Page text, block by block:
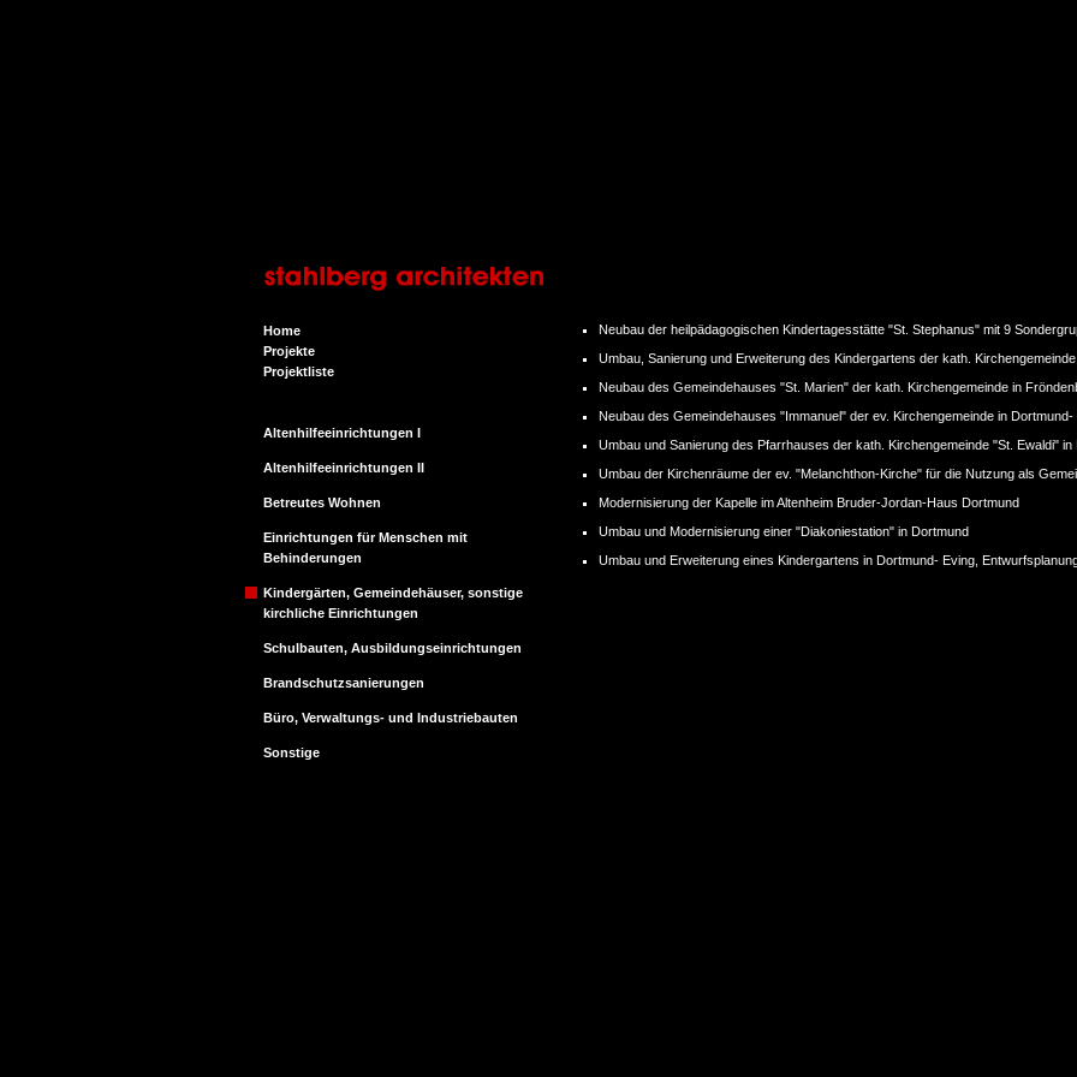
Home
Projekte
Projektliste
Altenhilfeeinrichtungen I
Altenhilfeeinrichtungen II
Betreutes Wohnen
Einrichtungen für Menschen mit
Behinderungen
Kindergärten, Gemeindehäuser, sonstige
kirchliche Einrichtungen
Schulbauten, Ausbildungseinrichtungen
Brandschutzsanierungen
Büro, Verwaltungs- und Industriebauten
Sonstige
Neubau der heilpädagogischen Kindertagesstätte "St. Stephanus" mit 9
Umbau, Sanierung und Erweiterung des Kindergartens der kath.
Neubau des Gemeindehauses "St. Marien" der kath. Kirchengemeinde in
Neubau des Gemeindehauses "Immanuel" der ev. Kirchengemeinde in Dortmund-
Umbau und Sanierung des Pfarrhauses der kath. Kirchengemeinde "St. Ewaldi"
Umbau der Kirchenräume der ev. "Melanchthon-Kirche" für die Nutzung als
Modernisierung der Kapelle im Altenheim Bruder-Jordan-Haus Dortmund
Umbau und Modernisierung einer "Diakoniestation" in Dortmund
Umbau und Erweiterung eines Kindergartens in Dortmund- Eving,